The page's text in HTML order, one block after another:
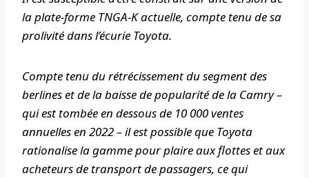
la plate-forme TNGA-K actuelle, compte tenu de sa
prolivité dans l’écurie Toyota.
Compte tenu du rétrécissement du segment des
berlines et de la baisse de popularité de la Camry –
qui est tombée en dessous de 10 000 ventes
annuelles en 2022 – il est possible que Toyota
rationalise la gamme pour plaire aux flottes et aux
acheteurs de transport de passagers, ce qui